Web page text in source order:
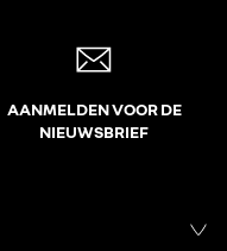
AANMELDEN VOOR DE
NIEUWSBRIEF